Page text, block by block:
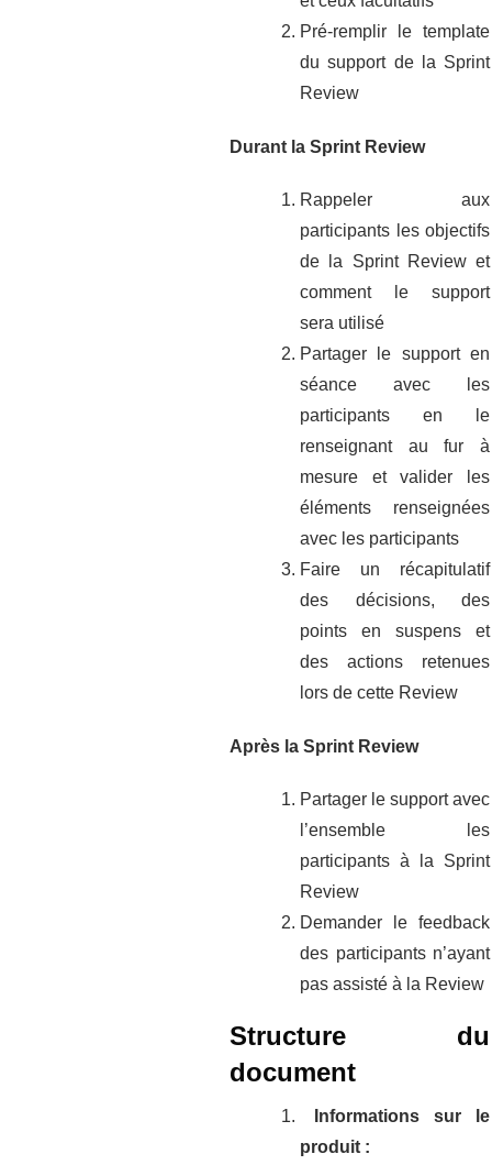
Pré-remplir le template
du support de la Sprint
Review
Durant la Sprint Review
Rappeler aux
participants les objectifs
de la Sprint Review et
comment le support
sera utilisé
Partager le support en
séance avec les
participants en le
renseignant au fur à
mesure et valider les
éléments renseignées
avec les participants
Faire un récapitulatif
des décisions, des
points en suspens et
des actions retenues
lors de cette Review
Après la Sprint Review
Partager le support avec
l’ensemble les
participants à la Sprint
Review
Demander le feedback
des participants n’ayant
pas assisté à la Review
Structure du
document
Informations sur le
produit :